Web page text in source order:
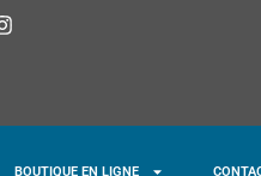
BOUTIQUE EN LIGNE